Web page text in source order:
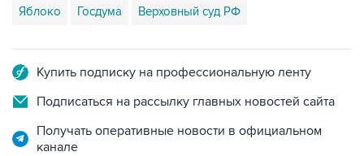
Яблоко Госдума Верховный суд РФ
Купить подписку на профессиональную ленту
Подписаться на рассылку главных новостей сайта
Получать оперативные новости в официальном
канале